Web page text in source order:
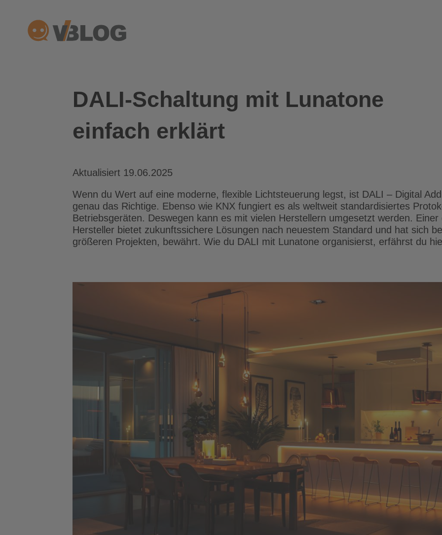
springen
DALI-Schaltung mit Lunatone
einfach erklärt
Aktualisiert 19.06.2025
Wenn du Wert auf eine moderne, flexible Lichtsteuerung legst, ist DALI – Digital
genau das Richtige. Ebenso wie KNX fungiert es als weltweit standardisiertes
Betriebsgeräten. Deswegen kann es mit vielen Herstellern umgesetzt werden.
Hersteller bietet zukunftssichere Lösungen nach neuestem Standard und hat sich
größeren Projekten, bewährt. Wie du DALI mit Lunatone organisierst, erfährst du